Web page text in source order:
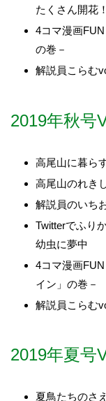
たくさん開花！
4コマ漫画
の巻－
解説員こらむ
2019年秋号
高尾山に暮ら
高尾山のれき
解説員のいち
Twitterでふり
幼虫に夢中
4コマ漫画
イン」の巻－
解説員こらむ
2019年夏号
夏鳥たちのさ